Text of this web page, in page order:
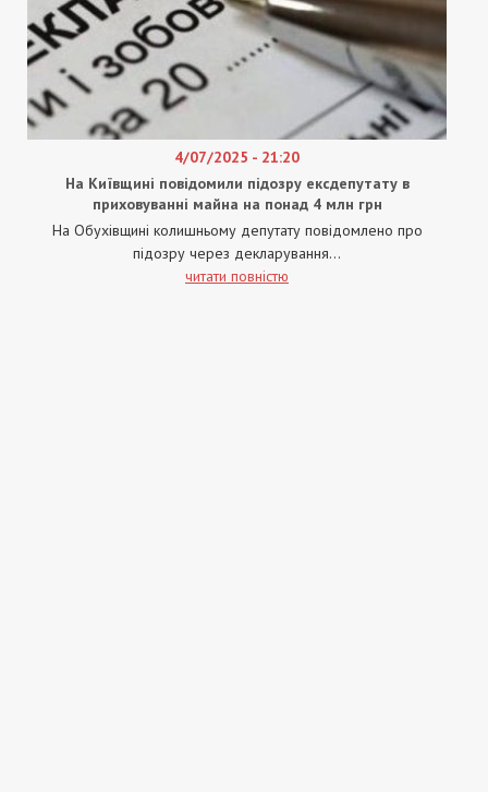
4/07/2025 - 21:20
На Київщині повідомили підозру ексдепутату в
приховуванні майна на понад 4 млн грн
На Обухівщині колишньому депутату повідомлено про
підозру через декларування...
читати повністю